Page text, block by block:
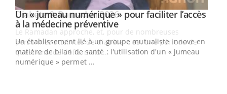
Youtube
Un « jumeau numérique » pour faciliter l’accès
à la médecine préventiveYoutube
Un établissement lié à un groupe mutualiste innove en
matière de bilan de santé : l'utilisation d'un « jumeau
numérique » permet ...